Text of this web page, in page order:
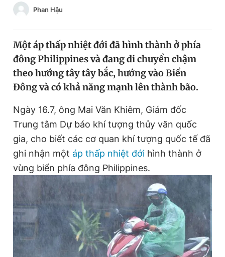
Chào ngày mới
Tin thị trường
Video Magazine
Sản phẩm khác
Tiện ích Bạn cần biết
Thông tin tòa soạn Liên hệ quảng cáo
Đọc Thanh Niên trên điện thoại
Phan Hậu
Một áp thấp nhiệt đới đã hình thành ở phía
đông Philippines và đang di chuyển chậm
theo hướng tây tây bắc, hướng vào Biển
Đông và có khả năng mạnh lên thành bão.
Ngày 16.7, ông Mai Văn Khiêm, Giám đốc
Trung tâm Dự báo khí tượng thủy văn quốc
gia, cho biết các cơ quan khí tượng quốc tế đã
ghi nhận một áp thấp nhiệt đới hình thành ở
vùng biển phía đông Philippines.